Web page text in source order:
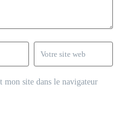
site dans le navigateur